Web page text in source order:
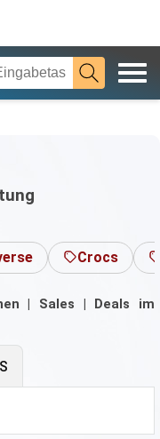
Crocs
| Sales | Deals im